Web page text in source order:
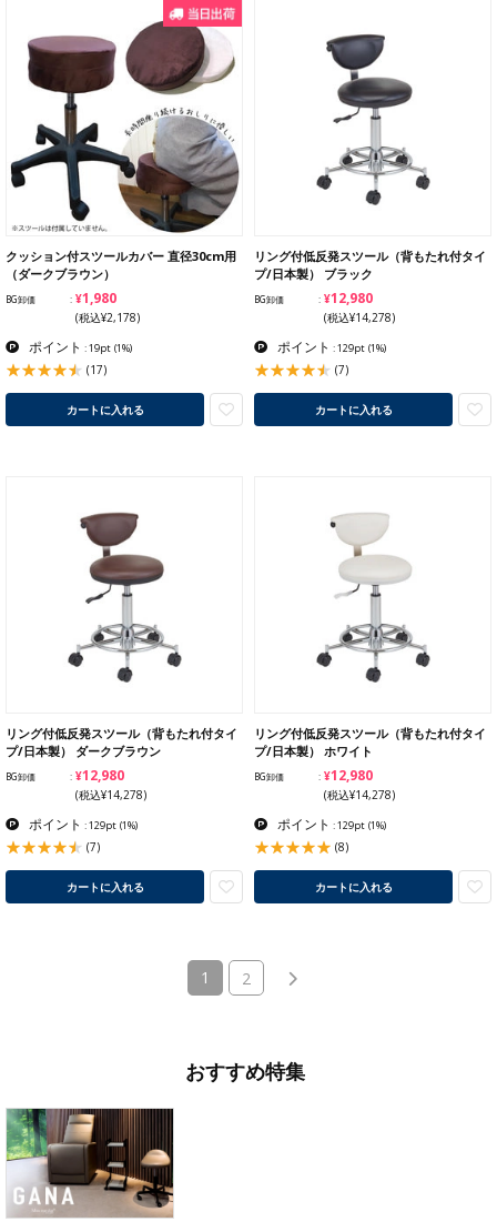
クッション付スツールカバー 直径30cm用
（ダークブラウン）
BG卸価 ¥1,980
(税込¥2,178)
ポイント : 19pt (1%)
(17)
カートに入れる
リング付低反発スツール（背もたれ付タイ
プ/日本製） ブラック
BG卸価 ¥12,980
(税込¥14,278)
ポイント : 129pt (1%)
(7)
カートに入れる
リング付低反発スツール（背もたれ付タイ
プ/日本製） ダークブラウン
BG卸価 ¥12,980
(税込¥14,278)
ポイント : 129pt (1%)
(7)
カートに入れる
リング付低反発スツール（背もたれ付タイ
プ/日本製） ホワイト
BG卸価 ¥12,980
(税込¥14,278)
ポイント : 129pt (1%)
(8)
カートに入れる
1 (current)
2
おすすめ特集